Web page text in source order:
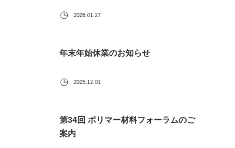
2026.01.27
年末年始休業のお知らせ
2025.12.01
第34回 ポリマー材料フォーラムのご
案内